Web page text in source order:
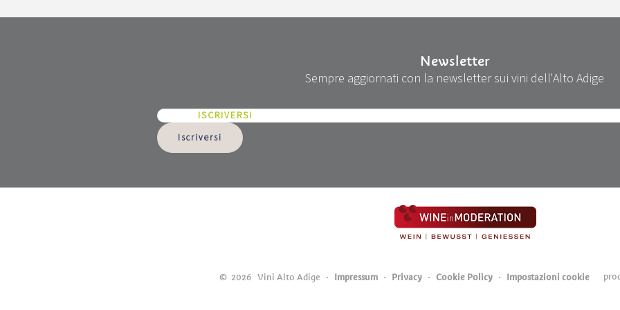
Newsletter
Sempre aggiornati con la newsletter sui vini dell'Alto Adige
ISCRIVERSI
Iscriversi
© 2026 Vini Alto Adige Impressum Privacy Cookie Policy Impostazioni cookie